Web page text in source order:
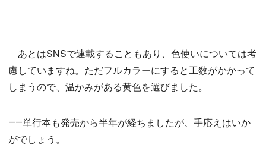
あとはSNSで連載することもあり、色使いについては考
慮していますね。ただフルカラーにすると工数がかかって
しまうので、温かみがある黄色を選びました。
――単行本も発売から半年が経ちましたが、手応えはいか
がでしょう。